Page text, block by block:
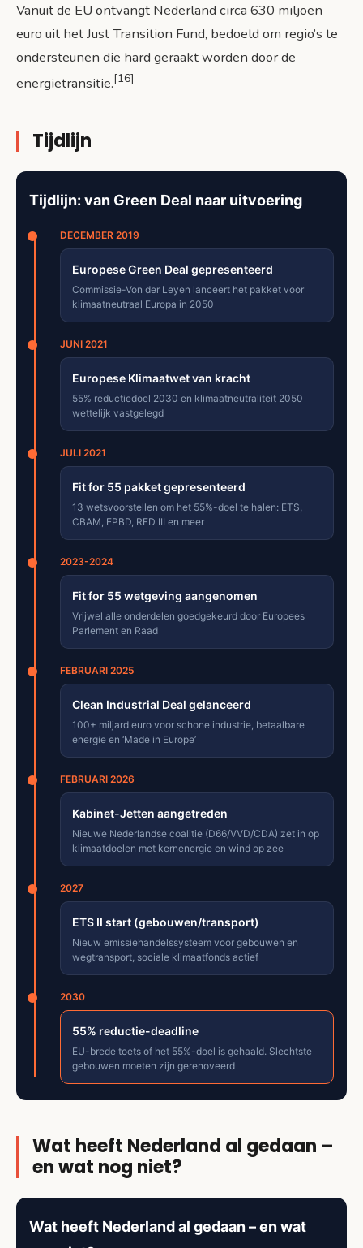
Vanuit de EU ontvangt Nederland circa 630 miljoen
euro uit het Just Transition Fund, bedoeld om regio’s te
ondersteunen die hard geraakt worden door de
energietransitie.[16]
Tijdlijn
Tijdlijn: van Green Deal naar uitvoering
DECEMBER 2019
Europese Green Deal gepresenteerd
Commissie-Von der Leyen lanceert het pakket voor
klimaatneutraal Europa in 2050
JUNI 2021
Europese Klimaatwet van kracht
55% reductiedoel 2030 en klimaatneutraliteit 2050
wettelijk vastgelegd
JULI 2021
Fit for 55 pakket gepresenteerd
13 wetsvoorstellen om het 55%-doel te halen: ETS,
CBAM, EPBD, RED III en meer
2023-2024
Fit for 55 wetgeving aangenomen
Vrijwel alle onderdelen goedgekeurd door Europees
Parlement en Raad
FEBRUARI 2025
Clean Industrial Deal gelanceerd
100+ miljard euro voor schone industrie, betaalbare
energie en ‘Made in Europe’
FEBRUARI 2026
Kabinet-Jetten aangetreden
Nieuwe Nederlandse coalitie (D66/VVD/CDA) zet in op
klimaatdoelen met kernenergie en wind op zee
2027
ETS II start (gebouwen/transport)
Nieuw emissiehandelssysteem voor gebouwen en
wegtransport, sociale klimaatfonds actief
2030
55% reductie-deadline
EU-brede toets of het 55%-doel is gehaald. Slechtste
gebouwen moeten zijn gerenoveerd
Wat heeft Nederland al gedaan –
en wat nog niet?
Wat heeft Nederland al gedaan – en wat